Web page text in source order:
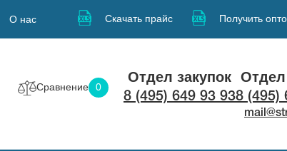
О нас Скачать прайс Получить
Сравнение 0
Отдел закупок
8 (495) 649 93 938 (495)